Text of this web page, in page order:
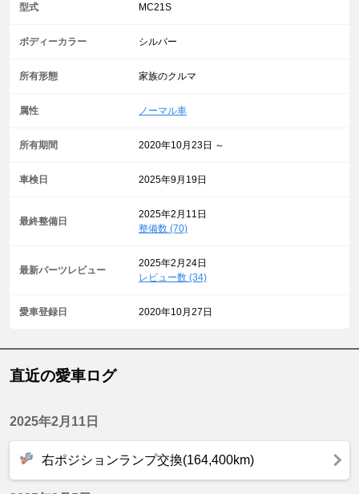
型式 MC21S
ボディーカラー シルバー
所有形態 家族のクルマ
属性 ノーマル車
所有期間 2020年10月23日 ～
車検日 2025年9月19日
最終整備日
2025年2月11日
整備数 (70)
最新パーツレビュー
2025年2月24日
レビュー数 (34)
愛車登録日 2020年10月27日
直近の愛車ログ
2025年2月11日
右ポジションランプ交換(164,400km)